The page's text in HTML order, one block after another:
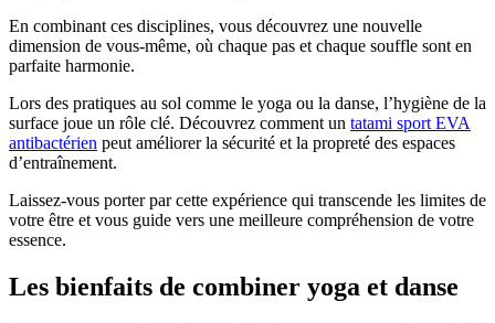
En combinant ces disciplines, vous découvrez une nouvelle
dimension de vous-même, où chaque pas et chaque souffle sont en
parfaite harmonie.
Lors des pratiques au sol comme le yoga ou la danse, l’hygiène de la
surface joue un rôle clé. Découvrez comment un tatami sport EVA
antibactérien peut améliorer la sécurité et la propreté des espaces
d’entraînement.
Laissez-vous porter par cette expérience qui transcende les limites de
votre être et vous guide vers une meilleure compréhension de votre
essence.
Les bienfaits de combiner yoga et danse